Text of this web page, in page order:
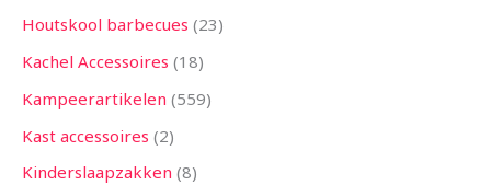
Houtskool barbecues 23
Kachel Accessoires 18
Kampeerartikelen 559
Kast accessoires 2
Kinderslaapzakken 8